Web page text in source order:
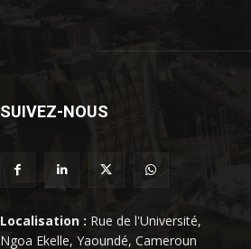
SUIVEZ-NOUS
Localisation : Rue de l'Université,
Ngoa Ekelle, Yaoundé, Cameroun